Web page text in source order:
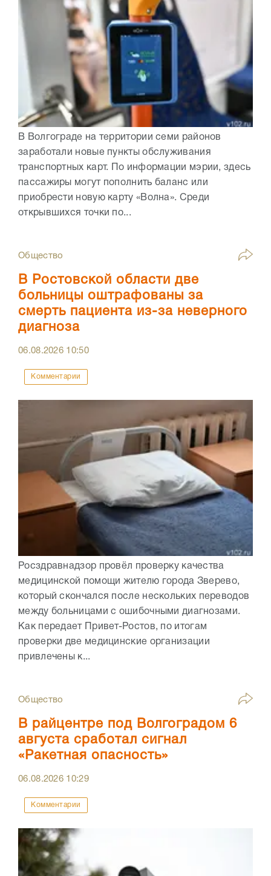
В Волгограде на территории семи районов
заработали новые пункты обслуживания
транспортных карт. По информации мэрии, здесь
пассажиры могут пополнить баланс или
приобрести новую карту «Волна». Среди
открывшихся точки по...
Общество
В Ростовской области две
больницы оштрафованы за
смерть пациента из-за неверного
диагноза
06.08.2026 10:50
Комментарии
Росздравнадзор провёл проверку качества
медицинской помощи жителю города Зверево,
который скончался после нескольких переводов
между больницами с ошибочными диагнозами.
Как передает Привет-Ростов, по итогам
проверки две медицинские организации
привлечены к...
Общество
В райцентре под Волгоградом 6
августа сработал сигнал
«Ракетная опасность»
06.08.2026 10:29
Комментарии